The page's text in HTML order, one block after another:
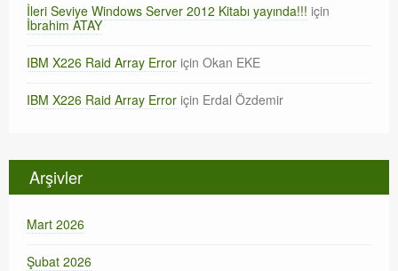
İleri Seviye Windows Server 2012 Kitabı yayında!!! için
İbrahim ATAY
IBM X226 Raid Array Error için Okan EKE
IBM X226 Raid Array Error için Erdal Özdemir
Arşivler
Mart 2026
Şubat 2026